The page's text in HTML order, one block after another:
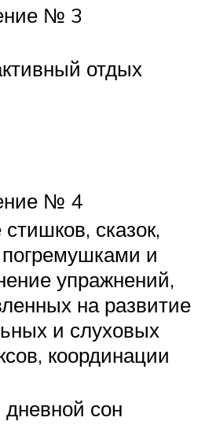
№ 3
отдых
№ 4
стишков, сказок,
и
упражнений,
на развитие
и слуховых
координации
дневной сон